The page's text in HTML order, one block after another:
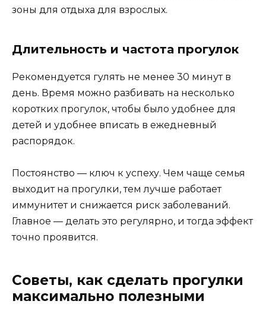
зоны для отдыха для взрослых.
Длительность и частота прогулок
Рекомендуется гулять не менее 30 минут в
день. Время можно разбивать на несколько
коротких прогулок, чтобы было удобнее для
детей и удобнее вписать в ежедневный
распорядок.
Постоянство — ключ к успеху. Чем чаще семья
выходит на прогулки, тем лучше работает
иммунитет и снижается риск заболеваний.
Главное — делать это регулярно, и тогда эффект
точно проявится.
Советы, как сделать прогулки
максимально полезными